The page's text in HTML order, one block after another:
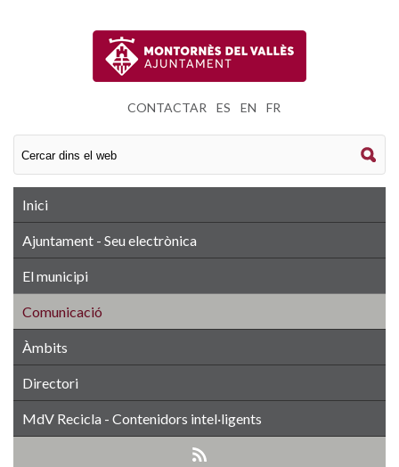
CONTACTAR ES EN FR
Inici
Ajuntament - Seu electrònica
El municipi
Comunicació
Àmbits
Directori
MdV Recicla - Contenidors intel·ligents